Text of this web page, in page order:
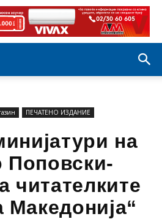
ПЕЧАТЕНО ИЗДАНИЕ
на
читателките
Македонија“